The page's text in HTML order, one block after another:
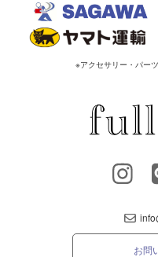
※アクセサリー・パー
お問